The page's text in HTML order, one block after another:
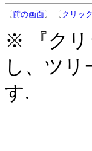
〔前の画面〕 〔 クリッ
※ 『クリ
し、ツ
す.